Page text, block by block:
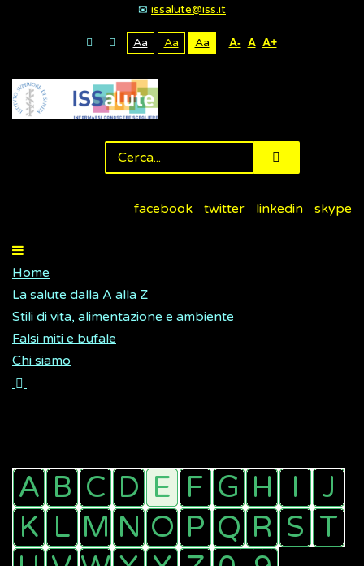
issalute@iss.it
Aa Aa Aa A- A A+
facebook twitter linkedin skype
Home
La salute dalla A alla Z
Stili di vita, alimentazione e ambiente
Falsi miti e bufale
Chi siamo